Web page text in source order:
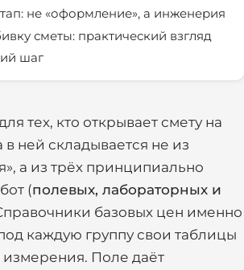
не «оформление», а инженерия
сметы: практический взгляд
шаг
тех, кто открывает смету на
ней складывается не из
а из трёх принципиально
(полевых, лабораторных и
базовых цен именно
каждую группу свои таблицы
Поле даёт